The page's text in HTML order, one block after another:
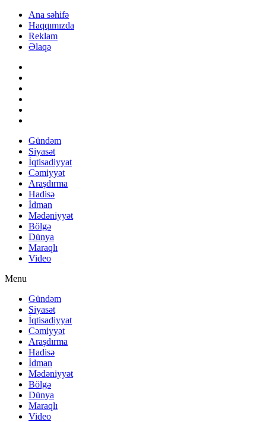
Ana səhifə
Haqqımızda
Reklam
Əlaqə
Gündəm
Siyasət
İqtisadiyyat
Cəmiyyət
Araşdırma
Hadisə
İdman
Mədəniyyət
Bölgə
Dünya
Maraqlı
Video
Menu
Gündəm
Siyasət
İqtisadiyyat
Cəmiyyət
Araşdırma
Hadisə
İdman
Mədəniyyət
Bölgə
Dünya
Maraqlı
Video